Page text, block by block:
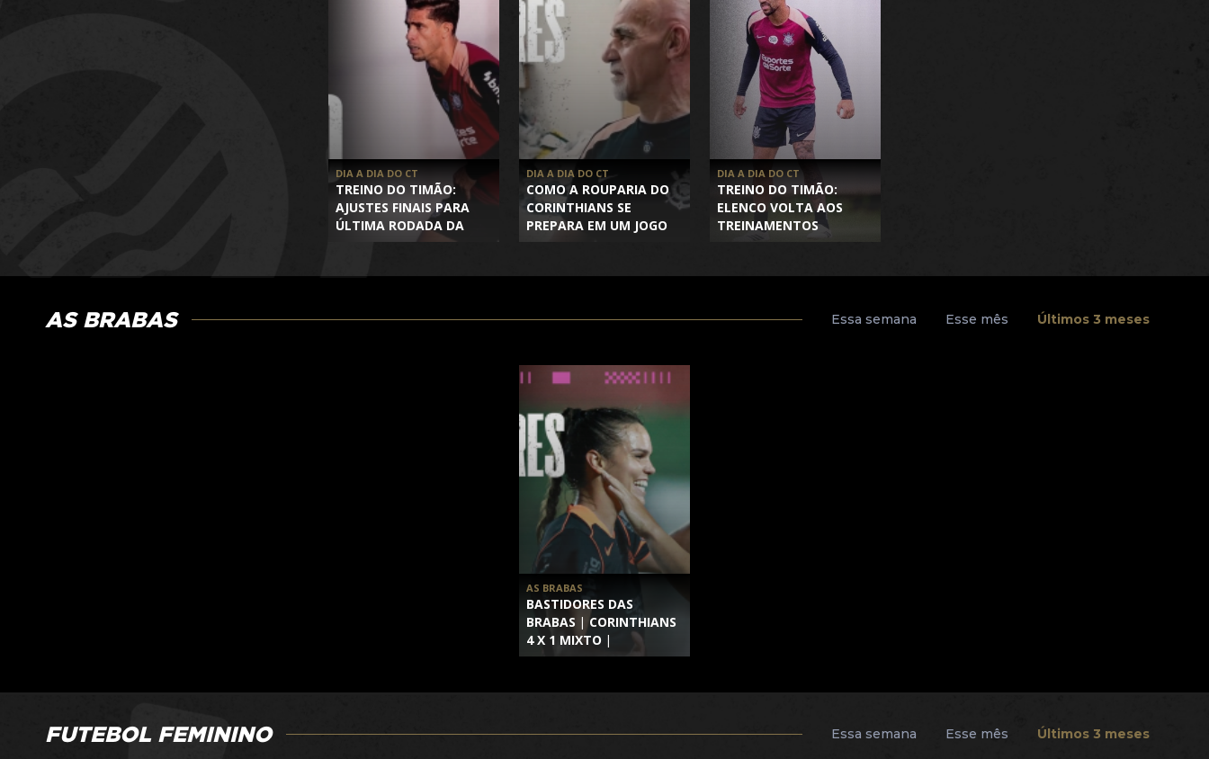
DIA A DIA DO CT
TREINO DO TIMÃO:
AJUSTES FINAIS PARA
ÚLTIMA RODADA DA
FASE DE GRUPOS PELA
LIBERTADORES
DIA A DIA DO CT
COMO A ROUPARIA DO
CORINTHIANS SE
PREPARA EM UM JOGO
DE CONMEBOL
EPISÓDIO 2
DIA A DIA DO CT
TREINO DO TIMÃO:
ELENCO VOLTA AOS
TREINAMENTOS
DURANTE A DATA FIFA
AS BRABAS Essa semana Esse mês Últimos 3 meses
AS BRABAS
BASTIDORES DAS
BRABAS | CORINTHIANS
4 X 1 MIXTO |
BRASILEIRÃO FEMININO
FUTEBOL FEMININO Essa semana Esse mês Últimos 3 meses